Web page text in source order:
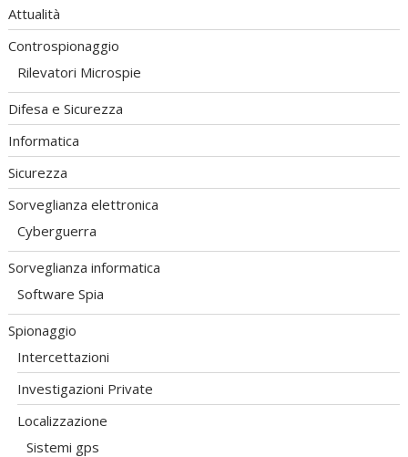
Attualità
Controspionaggio
Rilevatori Microspie
Difesa e Sicurezza
Informatica
Sicurezza
Sorveglianza elettronica
Cyberguerra
Sorveglianza informatica
Software Spia
Spionaggio
Intercettazioni
Investigazioni Private
Localizzazione
Sistemi gps